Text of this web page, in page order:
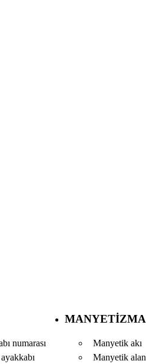
numarası
MANYETIZMA
Manyetik akı
Manyetik alan